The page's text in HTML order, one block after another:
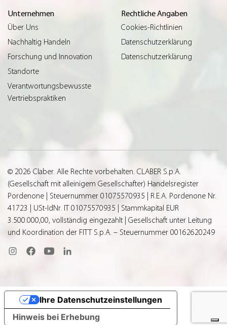
Unternehmen
Über Uns
Nachhaltig Handeln
Forschung und Innovation
Standorte
Verantwortungsbewusste
Vertriebspraktiken
Rechtliche Angaben
Cookies-Richtlinien
Datenschutzerklärung
Datenschutzerklärung
© 2026 Claber. Alle Rechte vorbehalten. CLABER S.p.A.
(Gesellschaft mit alleinigem Gesellschafter) Handelsregister
Pordenone | Steuernummer 01075570935 | R.E.A. Pordenone Nr.
41723 | USt-IdNr. IT 01075570935 | Stammkapital EUR
3.500.000,00, vollständig eingezahlt | Gesellschaft unter Leitung
und Koordination der FITT S.p.A. – Steuernummer 00162620249
Hinweis bei Erhebung
Ihre Datenschutzeinstellungen